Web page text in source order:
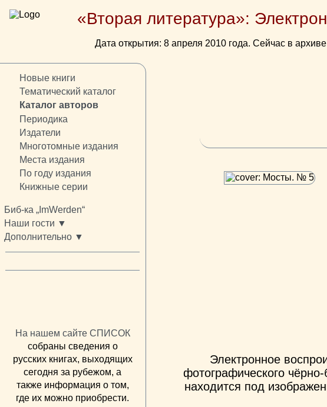
«Вторая литература»:
Дата открытия: 8 апреля 2010 года. Сейчас в
Новые книги
Тематический каталог
Каталог авторов
Периодика
Издатели
Многотомные издания
Места издания
По году издания
Книжные серии
Биб-ка „ImWerden“
Наши гости ▼
Дополнительно ▼
На нашем сайте СПИСОК
собраны сведения о
русских книгах, выходящих
сегодня за рубежом, а
также информация о том,
где их можно приобрести.
Электронное
фотографического
находится под